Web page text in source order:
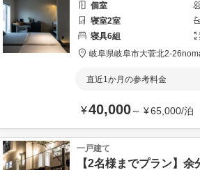
個室
寝室2室
寝具6組
岐阜県岐阜市大菅北2-26
直近1か月の参考料金
¥40,000～ ¥65,000/泊
一戸建て
【2名様までプラン】